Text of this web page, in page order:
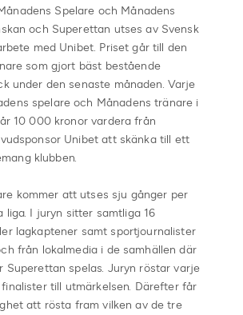
Spelare och Månadens
och Superettan utses av Svensk
med Unibet. Priset går till den
som gjort bäst bestående
under den senaste månaden. Varje
spelare och Månadens tränare i
10 000 kronor vardera från
Unibet att skänka till ett
klubben.
kommer att utses sju gånger per
liga. I juryn sitter samtliga 16
lagkaptener samt sportjournalister
från lokalmedia i de samhällen där
Superettan spelas. Juryn röstar varje
till utmärkelsen. Därefter får
att rösta fram vilken av de tre